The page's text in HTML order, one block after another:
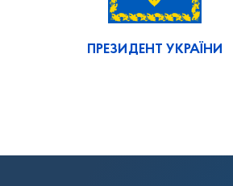
ПРЕЗИДЕНТ УКРАЇНИ